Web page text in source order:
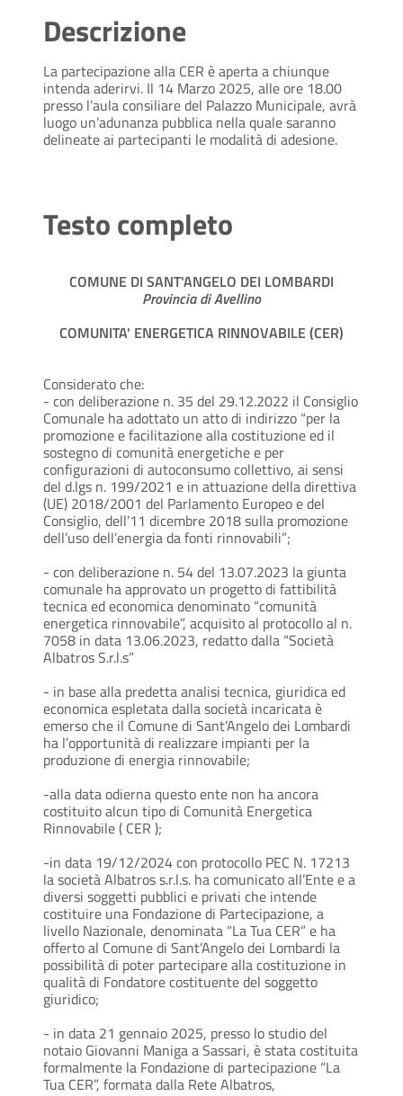
Descrizione
La partecipazione alla CER è aperta a chiunque
intenda aderirvi. Il 14 Marzo 2025, alle ore 18.00
presso l’aula consiliare del Palazzo Municipale, avrà
luogo un’adunanza pubblica nella quale saranno
delineate ai partecipanti le modalità di adesione.
Testo completo
COMUNE DI SANT'ANGELO DEI LOMBARDI
Provincia di Avellino
COMUNITA' ENERGETICA RINNOVABILE (CER)
Considerato che:
- con deliberazione n. 35 del 29.12.2022 il Consiglio
Comunale ha adottato un atto di indirizzo “per la
promozione e facilitazione alla costituzione ed il
sostegno di comunità energetiche e per
configurazioni di autoconsumo collettivo, ai sensi
del d.lgs n. 199/2021 e in attuazione della direttiva
(UE) 2018/2001 del Parlamento Europeo e del
Consiglio, dell’11 dicembre 2018 sulla promozione
dell’uso dell’energia da fonti rinnovabili”;
- con deliberazione n. 54 del 13.07.2023 la giunta
comunale ha approvato un progetto di fattibilità
tecnica ed economica denominato “comunità
energetica rinnovabile”, acquisito al protocollo al n.
7058 in data 13.06.2023, redatto dalla “Società
Albatros S.r.l.s”
- in base alla predetta analisi tecnica, giuridica ed
economica espletata dalla società incaricata è
emerso che il Comune di Sant’Angelo dei Lombardi
ha l’opportunità di realizzare impianti per la
produzione di energia rinnovabile;
-alla data odierna questo ente non ha ancora
costituito alcun tipo di Comunità Energetica
Rinnovabile ( CER );
-in data 19/12/2024 con protocollo PEC N. 17213
la società Albatros s.r.l.s. ha comunicato all’Ente e a
diversi soggetti pubblici e privati che intende
costituire una Fondazione di Partecipazione, a
livello Nazionale, denominata “La Tua CER” e ha
offerto al Comune di Sant’Angelo dei Lombardi la
possibilità di poter partecipare alla costituzione in
qualità di Fondatore costituente del soggetto
giuridico;
- in data 21 gennaio 2025, presso lo studio del
notaio Giovanni Maniga a Sassari, è stata costituita
formalmente la Fondazione di partecipazione “La
Tua CER”, formata dalla Rete Albatros,